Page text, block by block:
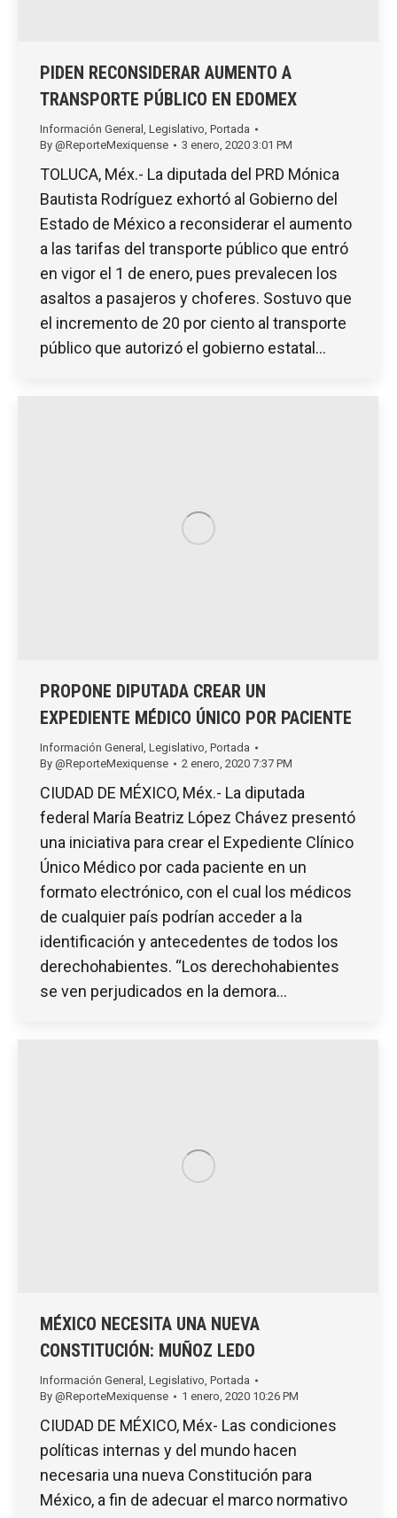
PIDEN RECONSIDERAR AUMENTO A
TRANSPORTE PÚBLICO EN EDOMEX
Información General Legislativo Portada
By @ReporteMexiquense 3 enero, 2020 3:01 PM
TOLUCA, Méx.- La diputada del PRD Mónica
Bautista Rodríguez exhortó al Gobierno del
Estado de México a reconsiderar el aumento
a las tarifas del transporte público que entró
en vigor el 1 de enero, pues prevalecen los
asaltos a pasajeros y choferes. Sostuvo que
el incremento de 20 por ciento al transporte
público que autorizó el gobierno estatal…
PROPONE DIPUTADA CREAR UN
EXPEDIENTE MÉDICO ÚNICO POR PACIENTE
Información General Legislativo Portada
By @ReporteMexiquense 2 enero, 2020 7:37 PM
CIUDAD DE MÉXICO, Méx.- La diputada
federal María Beatriz López Chávez presentó
una iniciativa para crear el Expediente Clínico
Único Médico por cada paciente en un
formato electrónico, con el cual los médicos
de cualquier país podrían acceder a la
identificación y antecedentes de todos los
derechohabientes. “Los derechohabientes
se ven perjudicados en la demora…
MÉXICO NECESITA UNA NUEVA
CONSTITUCIÓN: MUÑOZ LEDO
Información General Legislativo Portada
By @ReporteMexiquense 1 enero, 2020 10:26 PM
CIUDAD DE MÉXICO, Méx- Las condiciones
políticas internas y del mundo hacen
necesaria una nueva Constitución para
México, a fin de adecuar el marco normativo